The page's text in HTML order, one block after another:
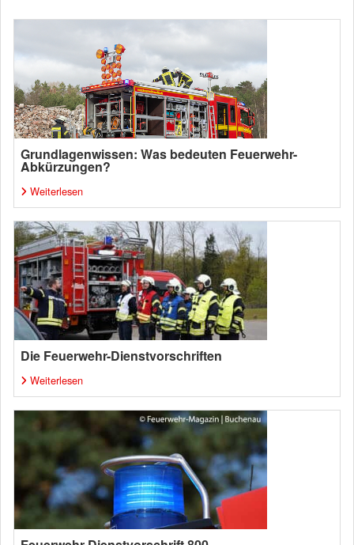
Grundlagenwissen: Was bedeuten Feuerwehr-
Abkürzungen?
Weiterlesen
Die Feuerwehr-Dienstvorschriften
Weiterlesen